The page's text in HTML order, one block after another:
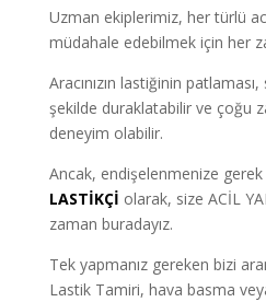
Uzman ekiplerimiz, her türlü
müdahale edebilmek için her
Aracınızın lastiğinin
şekilde duraklatabilir ve çoğu
deneyim olabilir.
Ancak, endişelenmenize
LASTİKÇİ olarak, size ACİL
zaman buradayız.
Tek yapmanız gereken bizi
Lastik Tamiri, hava basma